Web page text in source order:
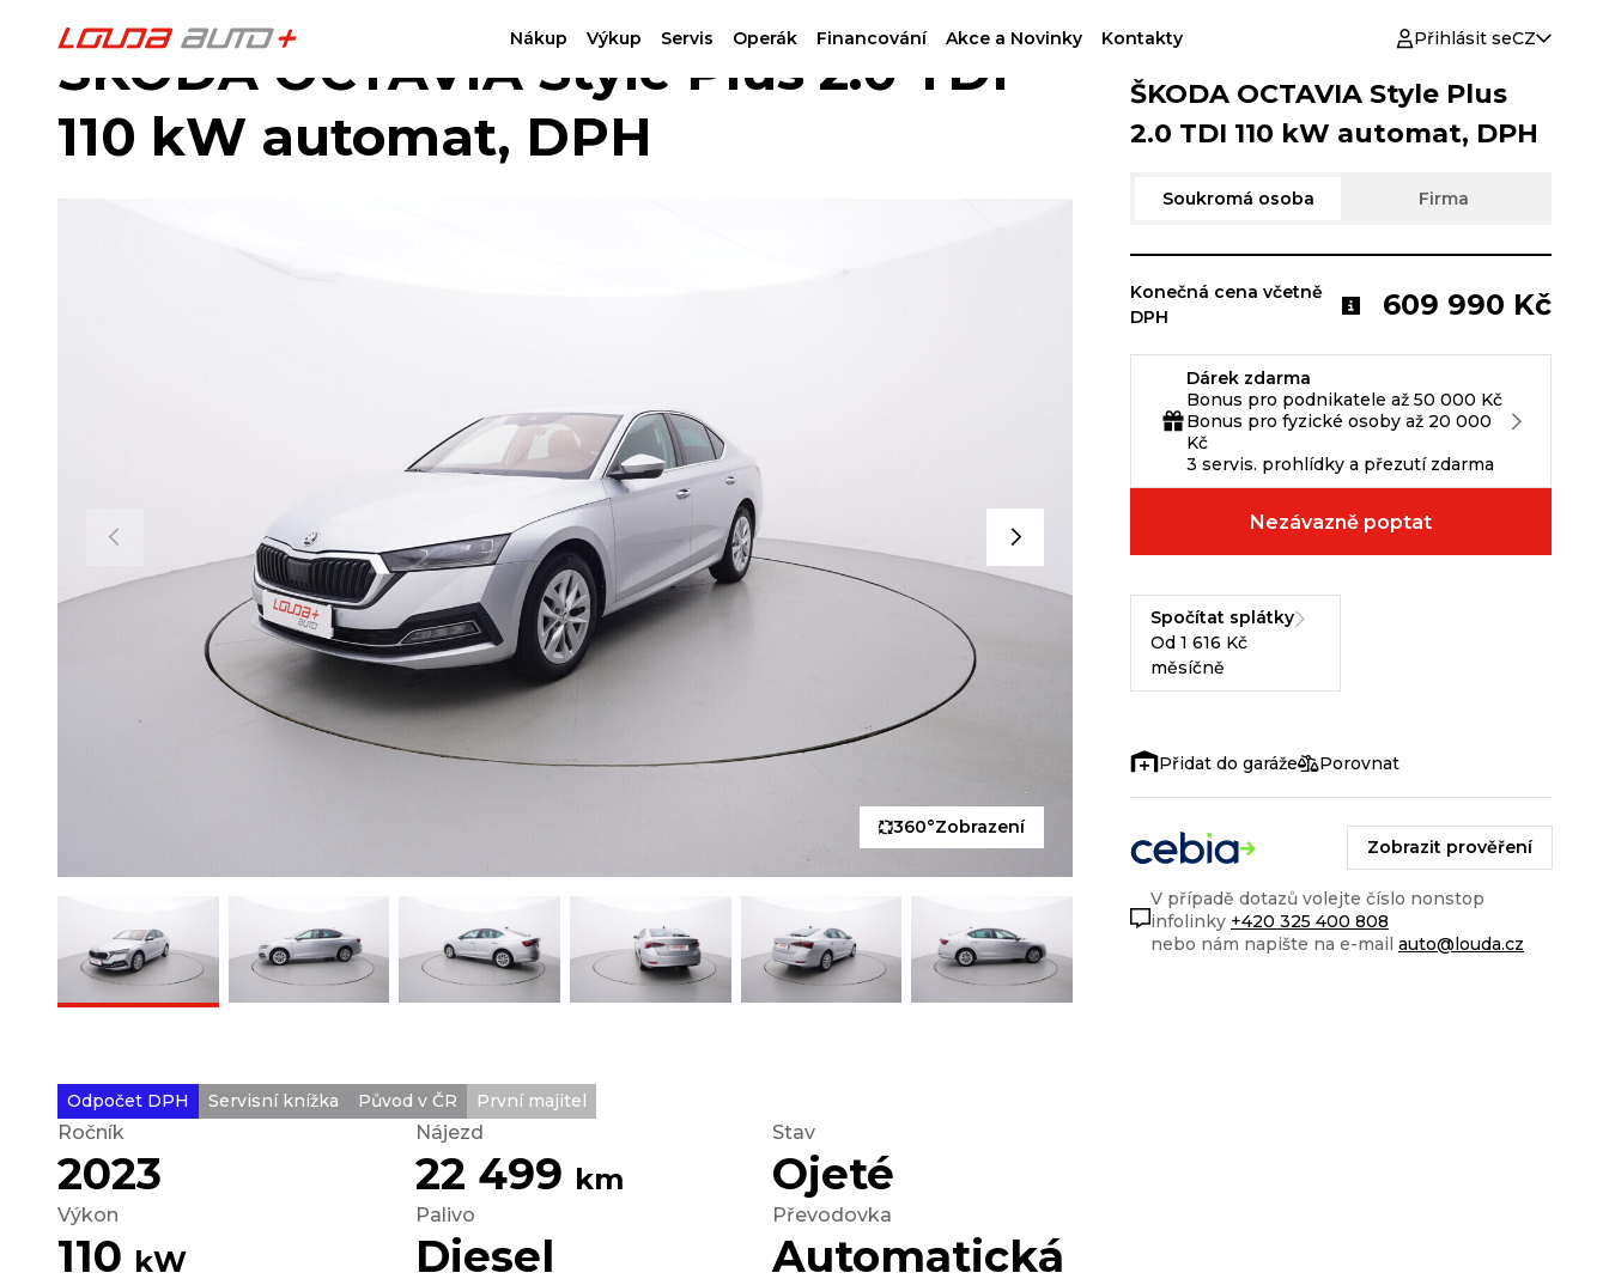
Nákup Výkup Servis Operák Financování Akce a Novinky Kontakty Přihlásit seCZ
ŠKODA OCTAVIA Style Plus 2.0 TDI
110 kW automat, DPH
360°Zobrazení
Odpočet DPH Servisní knížka Původ v ČR První majitel
Ročník
2023
Nájezd
22 499 km
Stav
Ojeté
Výkon
110 kW
Palivo
Diesel
Převodovka
Automatická
ŠKODA OCTAVIA Style Plus
2.0 TDI 110 kW automat, DPH
Soukromá osoba Firma
Konečná cena včetně
DPH
609 990 Kč
Dárek zdarma
Bonus pro podnikatele až 50 000 Kč
Bonus pro fyzické osoby až 20 000
Kč
3 servis. prohlídky a přezutí zdarma
Nezávazně poptat
Spočítat splátky
Od 1 616 Kč
měsíčně
Porovnat
Zobrazit prověření
V případě dotazů volejte číslo nonstop
infolinky +420 325 400 808
nebo nám napište na e-mail auto@louda.cz